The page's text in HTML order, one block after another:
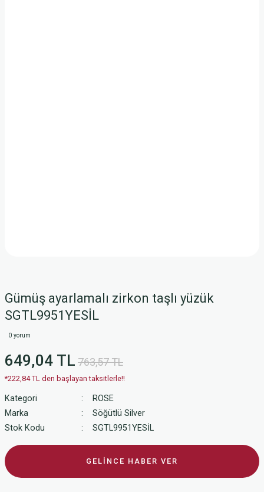
Gümüş ayarlamalı zirkon taşlı yüzük
SGTL9951YESİL
0 yorum
649,04 TL 763,57 TL
*222,84 TL den başlayan taksitlerle!!
Kategori
ROSE
Marka
Söğütlü Silver
Stok Kodu
SGTL9951YESİL
GELİNCE HABER VER